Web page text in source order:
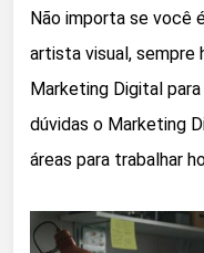
Não importa se você
artista visual, sempre
Marketing Digital
dúvidas o Marketing
áreas para trabalhar